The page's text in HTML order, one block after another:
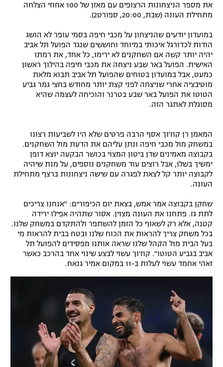
רשיון להקרנה פומבית לבית עסק
הצטרפות לחבילת הערוצים
לוח דרושים – ג'ובנט
תגיות
את מספר הניצחונות הרצופים עם מאזן של 100 אחוזי הצלחה
מתחילת העונה (שבת, 20:00, ספורט2).
במועדון יודעים שהניצחון על מכבי חיפה בסמי עופר לא הושג
הודות לכדורגל איכותי במיוחד וחוששים שנגד הפועל תל אביב
יהיה יותר קשה אם השחקנים לא ירימו, כל אחד, את רמתו
האישית. הפועל באר שבע ניצחה את מכבי חיפה בהילוך ראשון
כמעט, אבל במועדון בטוחים שהפועל תל אביב תבוא מלאת
מוטיבציה אחרי שניצחה לפני קצת יותר מחודש בחצי גמר גביע
הטוטו את הפועל באר שבע בטרנר והוכיחה לעצמה שהיא
מסוגלת לאתגר הזה.
המאמן רן קוז'וך אסף הרבה פרטים שלא היו לשביעות רצונו
במשחק מול מכבי חיפה ונתן עליהם את הדעת מול השחקנים.
בקבוצה מאמינים שדן ביטון המצוי בכושר הבקעה יוצא דופן
ימשיך בשלו, אבל רוצים עוד משחקנים נוספים, על מנת שיהיה
לקבוצה יותר קל לצאת לפגרה עם שישה ניצחונות ברצף מתחילת
העונה.
שחקן בקבוצה אמר אמש, בצאת יום הכיפורים: "אנחנו צריכים
לתת גז. פתחנו את העונה מצוין. אסור שתהיה אפילו ירידה
קטנה, אלא רק לשאוף כל הזמן להשתפר ולהתקדם במשחק שלנו.
בכל משחק צריך להראות את הכוח שלנו ובטח בבית להראות מי
בעל הבית מול הקהל שלנו שראה אותנו מפסידים להפועל תל
אביב בגביע הטוטו". קוז'וך עשוי לבצע שינוי אחד בהרכב כאשר
זאהי אחמד עשוי לעלות ב-11 במקום אמיר גנאח.